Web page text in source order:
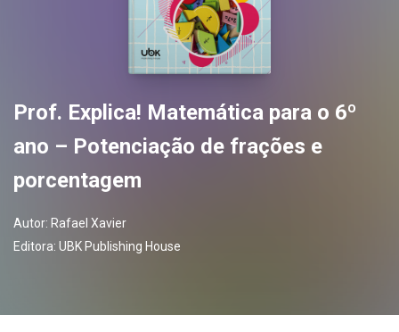
Prof. Explica! Matemática para o 6º
ano – Potenciação de frações e
porcentagem
Autor: Rafael Xavier
Editora: UBK Publishing House